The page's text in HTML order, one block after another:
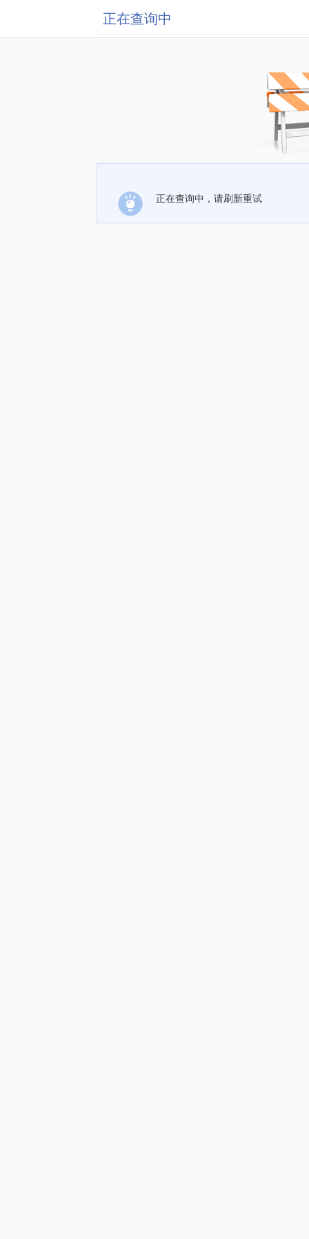
正在查询中
正在查询中，请刷新重试